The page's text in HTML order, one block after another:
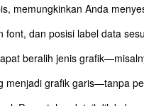
memungkinkan Anda
font, dan posisi label data
beralih jenis
menjadi grafik garis—tanpa